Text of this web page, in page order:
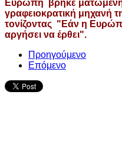
Ευρώπη βρήκε
γραφειοκρατική μηχανή
τονίζοντας "Εάν η Ευρώπη
αργήσει να έρθει".
Προηγούμενο
Επόμενο